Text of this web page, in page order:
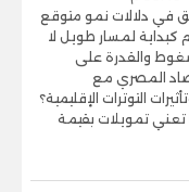
في دلالات نمو متوقع
كبداية لمسار طويل لا
والقدرة على
المصري مع
التوترات الإقليمية؟
تعني تمويلات بقيمة